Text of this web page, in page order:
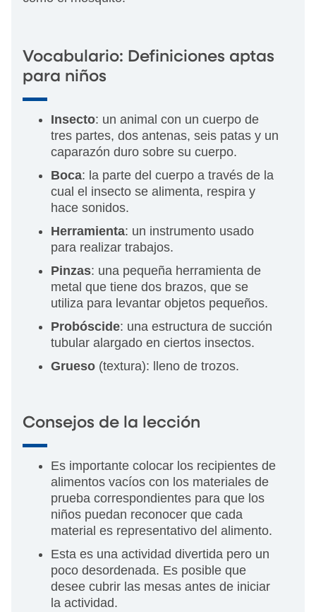
Vocabulario: Definiciones aptas
para niños
Insecto: un animal con un cuerpo de
tres partes, dos antenas, seis patas y un
caparazón duro sobre su cuerpo.
Boca: la parte del cuerpo a través de la
cual el insecto se alimenta, respira y
hace sonidos.
Herramienta: un instrumento usado
para realizar trabajos.
Pinzas: una pequeña herramienta de
metal que tiene dos brazos, que se
utiliza para levantar objetos pequeños.
Probóscide: una estructura de succión
tubular alargado en ciertos insectos.
Grueso (textura): lleno de trozos.
Consejos de la lección
Es importante colocar los recipientes de
alimentos vacíos con los materiales de
prueba correspondientes para que los
niños puedan reconocer que cada
material es representativo del alimento.
Esta es una actividad divertida pero un
poco desordenada. Es posible que
desee cubrir las mesas antes de iniciar
la actividad.